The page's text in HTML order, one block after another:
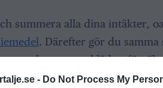
- Do Not Process My
summera alla dina intäkter,
. Därefter gör du samma
som hyra, mat, kläder,
Målet med detta är att skapa